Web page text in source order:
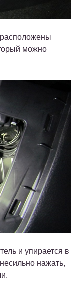
можно
и упирается в
нажать,